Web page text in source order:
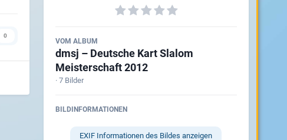
0
VOM ALBUM
dmsj – Deutsche Kart Slalom
Meisterschaft 2012
· 7 Bilder
BILDINFORMATIONEN
EXIF Informationen des Bildes anzeigen